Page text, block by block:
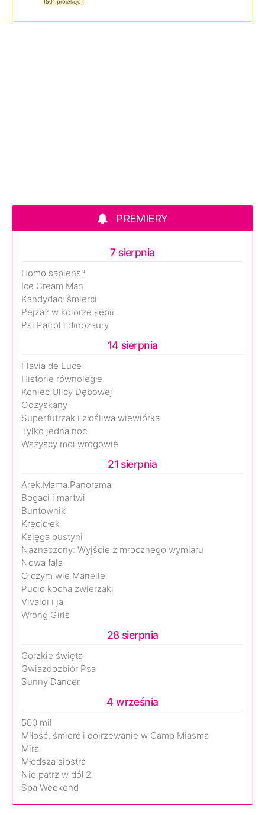
(501 projekcje)
PREMIERY
7 sierpnia
Homo sapiens?
Ice Cream Man
Kandydaci śmierci
Pejzaż w kolorze sepii
Psi Patrol i dinozaury
14 sierpnia
Flavia de Luce
Historie równoległe
Koniec Ulicy Dębowej
Odzyskany
Superfutrzak i złośliwa wiewiórka
Tylko jedna noc
Wszyscy moi wrogowie
21 sierpnia
Arek.Mama.Panorama
Bogaci i martwi
Buntownik
Kręciołek
Księga pustyni
Naznaczony: Wyjście z mrocznego wymiaru
Nowa fala
O czym wie Marielle
Pucio kocha zwierzaki
Vivaldi i ja
Wrong Girls
28 sierpnia
Gorzkie święta
Gwiazdozbiór Psa
Sunny Dancer
4 września
500 mil
Miłość, śmierć i dojrzewanie w Camp Miasma
Mira
Młodsza siostra
Nie patrz w dół 2
Spa Weekend